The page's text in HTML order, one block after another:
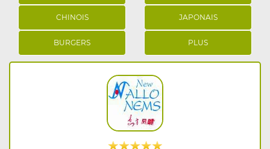
CHINOIS JAPONAIS
BURGERS PLUS